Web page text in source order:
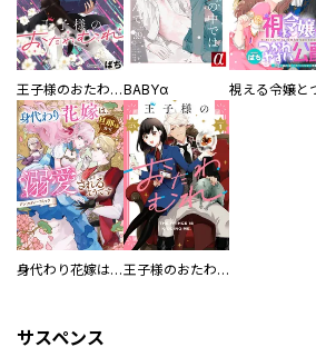
王子様のおたわむれ 【連載版】BABYα
身代わり花嫁は、旦那様から溺愛されるようです アンソロジーコミック 王子様のおたわむれ
サスペンス